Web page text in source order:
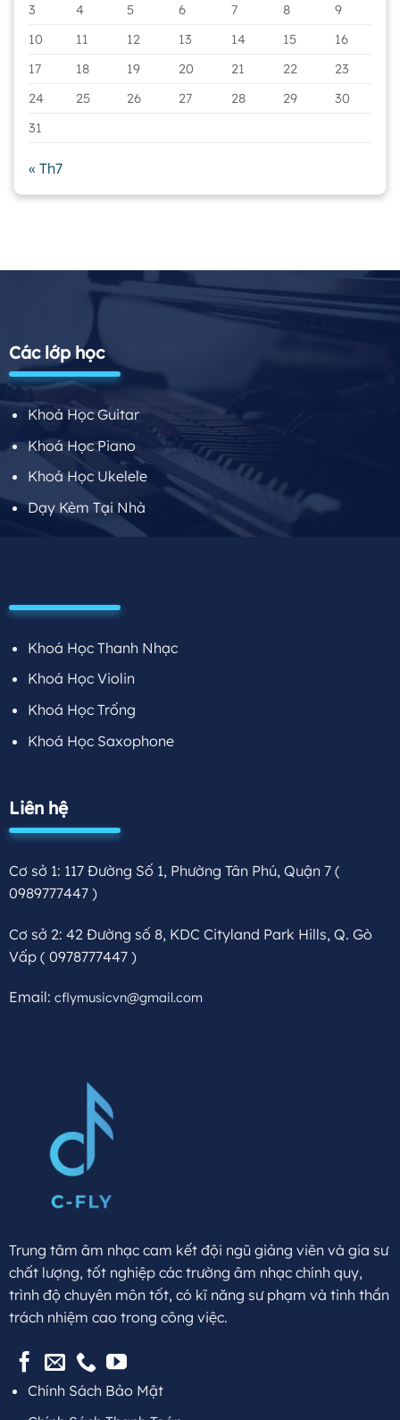
3
4 5 6 7 8
9
10
11 12 13 14 15
16
17
18 19 20 21 22
23
24
25 26 27 28 29
30
31
« Th7
Các lớp học
Khoá Học Guitar
Khoá Học Piano
Khoá Học Ukelele
Dạy Kèm Tại Nhà
Khoá Học Thanh Nhạc
Khoá Học Violin
Khoá Học Trống
Khoá Học Saxophone
Liên hệ
Cơ sở 1: 117 Đường Số 1, Phường Tân Phú, Quận 7 (
0989777447 )
Cơ sở 2: 42 Đường số 8, KDC Cityland Park Hills, Q. Gò
Vấp( 0978777447 )
Email: cflymusicvn@gmail.com
Trung tâm âm nhạc cam kết đội ngũ giảng viên và gia sư
chất lượng, tốt nghiệp các trường âm nhạc chính quy,
trình độ chuyên môn tốt, có kĩ năng sư phạm và tinh thần
trách nhiệm cao trong công việc.
Chính Sách Bảo Mật